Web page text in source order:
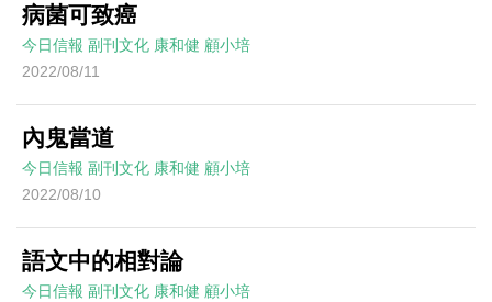
病菌可致癌
今日信報 副刊文化 康和健 顧小培
2022/08/11
內鬼當道
今日信報 副刊文化 康和健 顧小培
2022/08/10
語文中的相對論
今日信報 副刊文化 康和健 顧小培